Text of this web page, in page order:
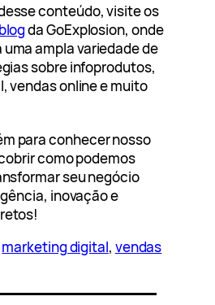
conteúdo, visite os
blogda GoExplosion, onde
ampla variedade de
sobre infoprodutos,
vendas online e muito
para conhecer nosso
como podemos
seu negócio
inovação e
marketing digital, vendas